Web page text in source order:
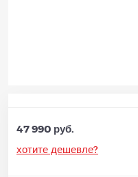
47 990 руб.
хотите дешевле?